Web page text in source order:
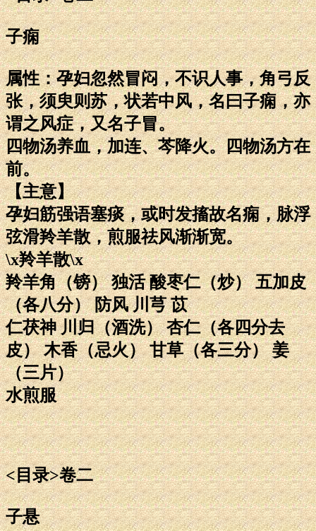
子痫
属性：孕妇忽然冒闷，不识人事，角弓反
张，须臾则苏，状若中风，名曰子痫，亦
谓之风症，又名子冒。
四物汤养血，加连、芩降火。四物汤方在
前。
【主意】
孕妇筋强语塞痰，或时发搐故名痫，脉浮
弦滑羚羊散，煎服祛风渐渐宽。
\x羚羊散\x
羚羊角（镑） 独活 酸枣仁（炒） 五加皮
（各八分） 防风 川芎 苡
仁茯神 川归（酒洗） 杏仁（各四分去
皮） 木香（忌火） 甘草（各三分） 姜
（三片）
水煎服
<目录>卷二
子悬